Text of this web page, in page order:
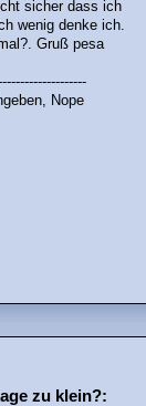
sicher dass ich
wenig denke ich.
Gruß pesa
Nope
zu klein?: